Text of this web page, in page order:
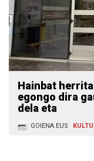
Hainbat
egongo dira
dela eta
GOIENA.EUS